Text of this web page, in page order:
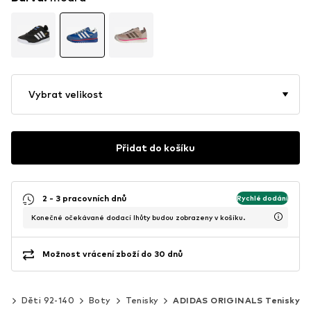
Vybrat velikost
Přidat do košíku
2 - 3 pracovních dnů Rychlé dodání
Konečné očekávané dodací lhůty budou zobrazeny v košíku.
Možnost vrácení zboží do 30 dnů
Děti 92-140 Boty Tenisky ADIDAS ORIGINALS Tenisky